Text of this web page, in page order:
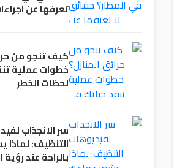
تعرفها عن
كيف تنجو من
خطوات عملية
لحظات الخطر
سر الانجذاب
التنظيف: لماذا
بالراحة عند رؤية